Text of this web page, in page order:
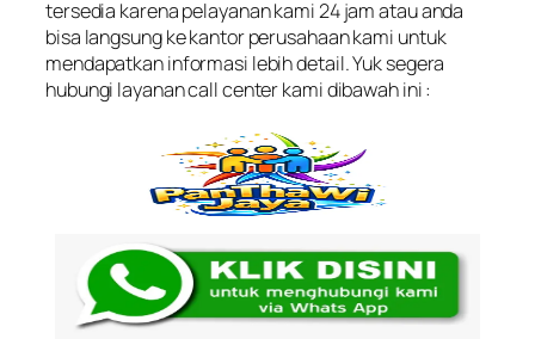
tersedia karena pelayanan kami 24 jam atau anda
bisa langsung ke kantor perusahaan kami untuk
mendapatkan informasi lebih detail. Yuk segera
hubungi layanan call center kami dibawah ini :